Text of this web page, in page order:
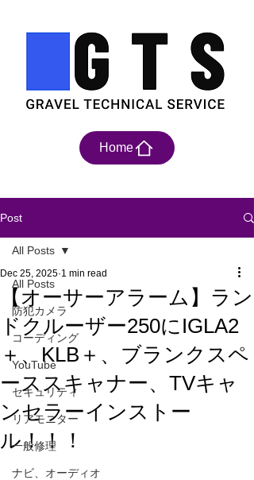
Home
Post
All Posts
防犯カメラ
コーディング
YouTube
セキュリティ
リアモニター
一般修理
ナビ、オーディオ
All Posts
【オーサーアラーム】ラン
ドクルーザー250にIGLA2
＋、KLB＋、ブランクスペ
ーススキャナー、TVキャ
ンセラーインストー
ル！！！
Dec 25, 2025 1 min read